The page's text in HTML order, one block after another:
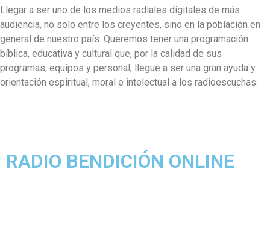
Llegar a ser uno de los medios radiales digitales de más
audiencia, no solo entre los creyentes, sino en la población en
general de nuestro país. Queremos tener una programación
bíblica, educativa y cultural que, por la calidad de sus
programas, equipos y personal, llegue a ser una gran ayuda y
orientación espiritual, moral e intelectual a los radioescuchas.
.
RADIO BENDICIÓN ONLINE